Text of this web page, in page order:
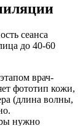
сеанса
до 40-60
врач-
фототип кожи,
(длина волны,
нужно